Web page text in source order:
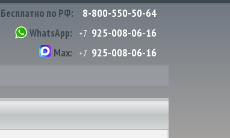
Бесплатно по РФ: 8-800-550-50-64
WhatsApp: +7 925-008-06-16
Max: +7 925-008-06-16